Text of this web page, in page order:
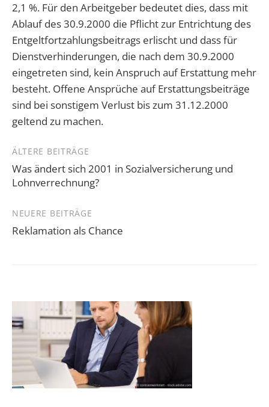
2,1 %. Für den Arbeitgeber bedeutet dies, dass mit
Ablauf des 30.9.2000 die Pflicht zur Entrichtung des
Entgeltfortzahlungsbeitrags erlischt und dass für
Dienstverhinderungen, die nach dem 30.9.2000
eingetreten sind, kein Anspruch auf Erstattung mehr
besteht. Offene Ansprüche auf Erstattungsbeiträge
sind bei sonstigem Verlust bis zum 31.12.2000
geltend zu machen.
Beitragsnavigation
ÄLTERE BEITRÄGE
Was ändert sich 2001 in Sozialversicherung und
Lohnverrechnung?
NEUERE BEITRÄGE
Reklamation als Chance